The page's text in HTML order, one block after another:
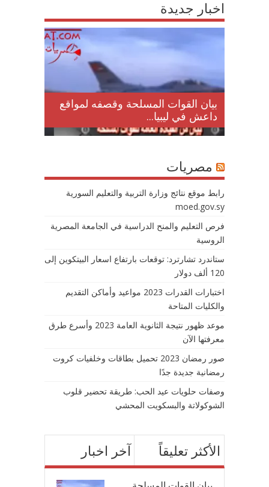
اخبار جديدة
بيان القوات المسلحة وقصفه لمواقع
داعش في ليبيا...
مصريات
رابط موقع نتائج وزارة التربية والتعليم السورية
moed.gov.sy
فرص التعليم والمنح الدراسية في الجامعة المصرية
الروسية
ستاندرد تشارترد: توقعات بارتفاع اسعار البيتكوين إلى
120 ألف دولار
اختبارات القدرات 2023 مواعيد وأماكن التقديم
والكليات المتاحة
موعد ظهور نتيجة الثانوية العامة 2023 وأسرع طرق
معرفتها الآن
صور رمضان 2023 تحميل بطاقات وخلفيات كروت
رمضانية جديدة جدًا
وصفات حلويات عيد الحب: طريقة تحضير قلوب
الشوكولاتة والبسكويت المحشي
آخر اخبار الأكثر تعليقاً